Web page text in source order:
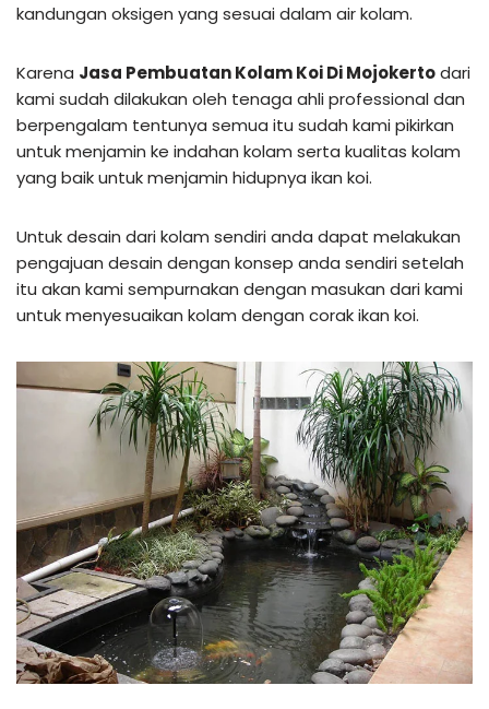
kandungan oksigen yang sesuai dalam air kolam.
Karena Jasa Pembuatan Kolam Koi Di Mojokertodari
kami sudah dilakukan oleh tenaga ahli professional dan
berpengalam tentunya semua itu sudah kami pikirkan
untuk menjamin ke indahan kolam serta kualitas kolam
yang baik untuk menjamin hidupnya ikan koi.
Untuk desain dari kolam sendiri anda dapat melakukan
pengajuan desain dengan konsep anda sendiri setelah
itu akan kami sempurnakan dengan masukan dari kami
untuk menyesuaikan kolam dengan corak ikan koi.